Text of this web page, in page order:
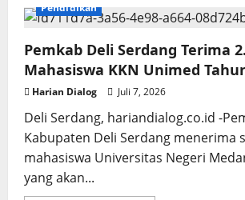
SMP
NEGERI
di
Bandung
Barat
Berjalan
Aman,
dan
Sesuai
Juknis
Pendidikan
Pemkab Deli Serdang Terima
Mahasiswa KKN Unimed
Harian Dialog Juli 7, 2026
Deli Serdang, hariandialog.co.id -
Kabupaten Deli Serdang menerima
mahasiswa Universitas Negeri
yang akan...